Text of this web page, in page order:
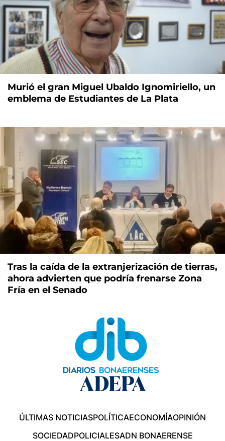
Murió el gran Miguel Ubaldo Ignomiriello, un
emblema de Estudiantes de La Plata
Tras la caída de la extranjerización de tierras,
ahora advierten que podría frenarse Zona
Fría en el Senado
ÚLTIMAS NOTICIASPOLÍTICAECONOMÍAOPINIÓN
SOCIEDADPOLICIALESADN BONAERENSE